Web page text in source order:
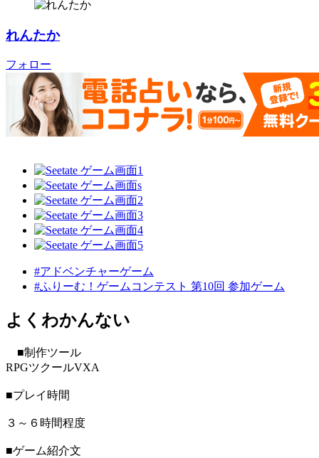
れんたか
フォロー
#アドベンチャーゲーム
#ふりーむ！ゲームコンテスト 第10回 参加ゲーム
よくわかんない
■制作ツール
RPGツクールVXA
■プレイ時間
３～６時間程度
■ゲーム紹介文